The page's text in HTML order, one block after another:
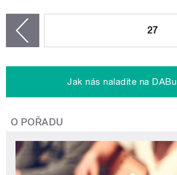
27
Jak nás naladíte na DABu
O POŘADU